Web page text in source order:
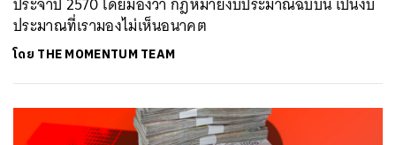
ประมาณที่เรามองไม่เห็นอนาคต
โดย THE MOMENTUM TEAM